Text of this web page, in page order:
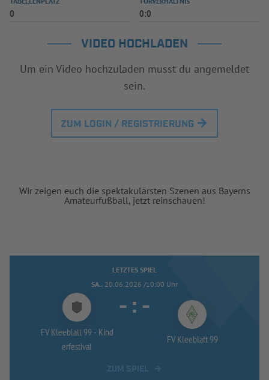
0 0:0
VIDEO HOCHLADEN
Um ein Video hochzuladen musst du angemeldet
sein.
ZUM LOGIN / REGISTRIERUNG
Wir zeigen euch die spektakulärsten Szenen aus Bayerns
Amateurfußball, jetzt reinschauen!
LETZTES SPIEL
SA.. 20.06.2026 /10:00 Uhr
FV Kleeblatt 99 - Kind
erfestival
- : -
FV Kleeblatt 99